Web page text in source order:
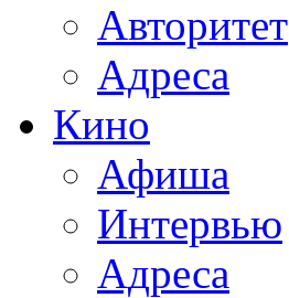
Авторитет
Адреса
Кино
Афиша
Интервью
Адреса